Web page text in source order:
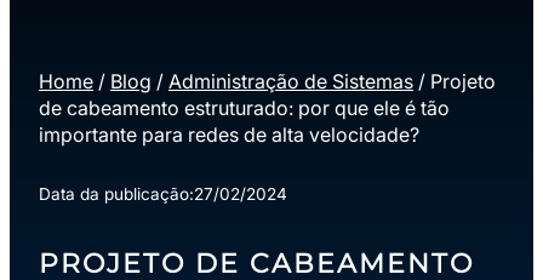
Home / Blog / Administração de Sistemas / Projeto
de cabeamento estruturado: por que ele é tão
importante para redes de alta velocidade?
Data da publicação:27/02/2024
PROJETO DE CABEAMENTO